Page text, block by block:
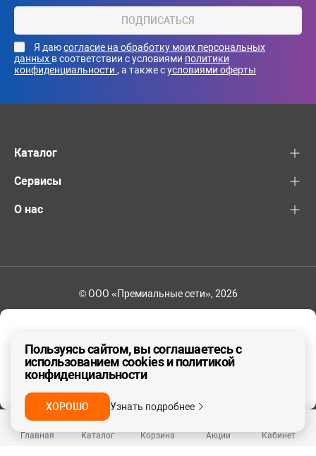
Главная Каталог Корзина Акции Кабинет
ДА, ВЕРНО
ПОДПИСАТЬСЯ
Я даюсогласие на обработку моих персональных
данных в соответствии с условиями политики
конфиденциальности , а также сусловиями оферты
Каталог
Сервисы
О нас
© ООО «Премиальные сети», 2026
Пользуясь сайтом, вы соглашаетесь с
использованием cookies и политикой
конфиденциальности
ХОРОШО Узнать подробнее